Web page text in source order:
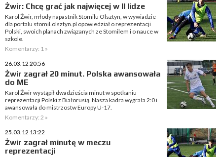
Żwir: Chcę grać jak najwięcej w II lidze
Karol Żwir, młody napastnik Stomilu Olsztyn, w wywiadzie
dla portalu stomil.olsztyn.pl opowiedział o reprezentacji
Polski, swoich planach związanych ze Stomilem i o nauce w
szkole.
Komentarzy: 1 »
26.03.12 20:56
Żwir zagrał 20 minut. Polska awansowała
do ME
Karol Żwir wystąpił dwadzieścia minut w spotkaniu
reprezentacji Polski z Białorusią. Nasza kadra wygrała 2:0 i
awansowała do mistrzostw Europy U-17.
Komentarzy: 2 »
25.03.12 13:22
Żwir zagrał minutę w meczu
reprezentacji